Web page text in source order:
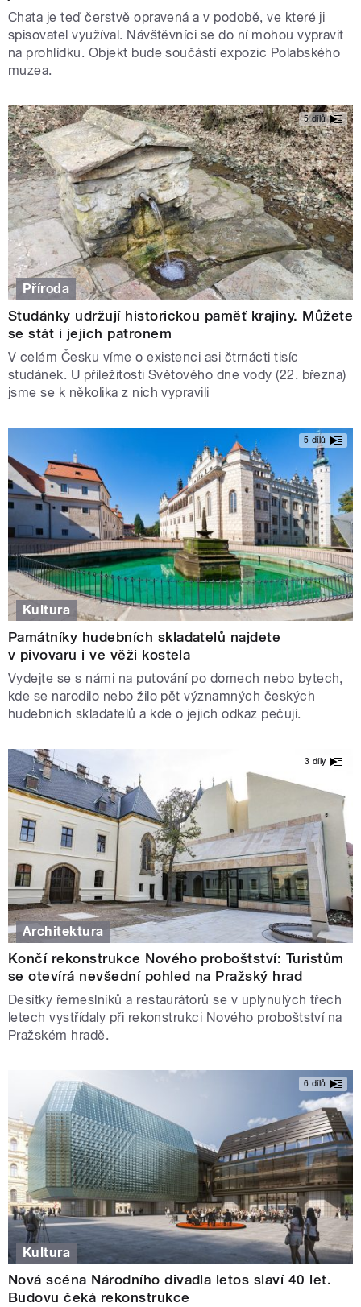
Chata je teď čerstvě opravená a v podobě, ve které ji
spisovatel využíval. Návštěvníci se do ní mohou vypravit
na prohlídku. Objekt bude součástí expozic Polabského
muzea.
5 dílů
Příroda
Studánky udržují historickou paměť krajiny. Můžete
se stát i jejich patronem
V celém Česku víme o existenci asi čtrnácti tisíc
studánek. U příležitosti Světového dne vody (22. března)
jsme se k několika z nich vypravili
5 dílů
Kultura
Památníky hudebních skladatelů najdete
v pivovaru i ve věži kostela
Vydejte se s námi na putování po domech nebo bytech,
kde se narodilo nebo žilo pět významných českých
hudebních skladatelů a kde o jejich odkaz pečují.
3 díly
Architektura
Končí rekonstrukce Nového proboštství: Turistům
se otevírá nevšední pohled na Pražský hrad
Desítky řemeslníků a restaurátorů se v uplynulých třech
letech vystřídaly při rekonstrukci Nového proboštství na
Pražském hradě.
6 dílů
Kultura
Nová scéna Národního divadla letos slaví 40 let.
Budovu čeká rekonstrukce